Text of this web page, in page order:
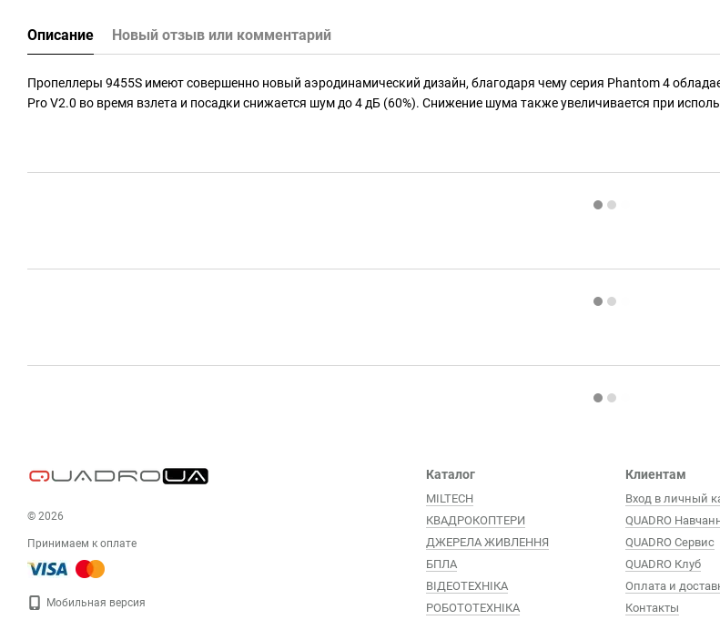
Описание Новый отзыв или комментарий
Пропеллеры 9455S имеют совершенно новый аэродинамический дизайн, благодаря чему серия Phantom 4
Pro V2.0 во время взлета и посадки снижается шум до 4 дБ (60%). Снижение шума также увеличивается при
© 2026
Принимаем к оплате
Мобильная версия
Каталог
MILTECH
КВАДРОКОПТЕРИ
ДЖЕРЕЛА ЖИВЛЕННЯ
БПЛА
ВІДЕОТЕХНІКА
РОБОТОТЕХНІКА
Клиентам
Вход в личный
QUADRO
QUADRO Сервис
QUADRO Клуб
Оплата и
Контакты